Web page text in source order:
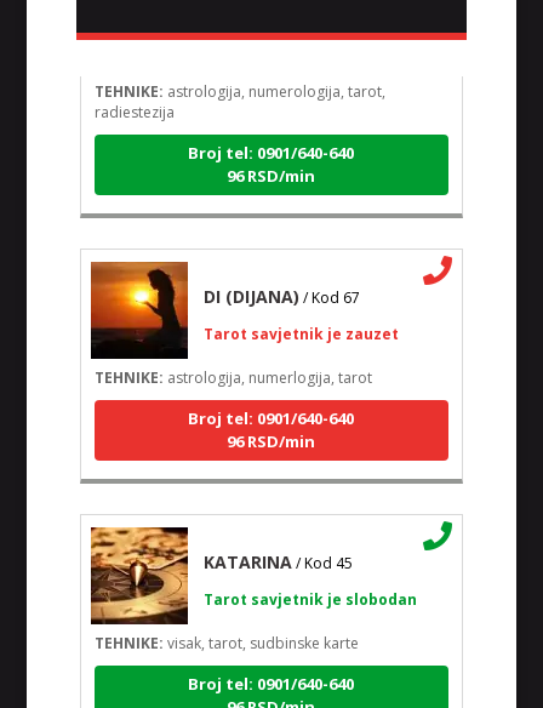
Tarot savjetnik je slobodan
astrologija, numerologija, tarot,
radiestezija
Broj tel: 0901/640-640
96 RSD/min
/ Kod 67
Tarot savjetnik je zauzet
astrologija, numerlogija, tarot
Broj tel: 0901/640-640
96 RSD/min
/ Kod 45
Tarot savjetnik je slobodan
visak, tarot, sudbinske karte
Broj tel: 0901/640-640
96 RSD/min